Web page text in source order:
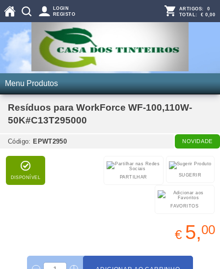
LOGIN
REGISTO
ARTIGOS: 0
TOTAL: € 0,00
Menu Produtos
Resíduos para WorkForce WF-100,110W-
50K#C13T295000
Código: EPWT2950 NOVIDADE
DISPONÍVEL SUGERIR
PARTILHAR
FAVORITOS
€ 5,00